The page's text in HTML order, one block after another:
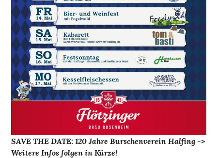
SAVE THE DATE: 120 Jahre Burschenverein Halfing ->
Weitere Infos folgen in Kürze!